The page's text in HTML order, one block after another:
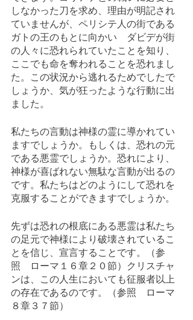
しなかった刀を求め、理由が明記され
ていませんが、ペリシテ人の街である
ガトの王のもとに向かい　ダビデが街
の人々に恐れられていたことを知り、
ここでも命を奪われることを恐れまし
た。この状況から逃れるためでしたで
しょうか、気が狂ったような行動に出
ました。
私たちの言動は神様の霊に導かれてい
ますでしょうか。もしくは、恐れの元
である悪霊でしょうか。恐れにより、
神様が喜ばれない無駄な言動が出るの
です。私たちはどのようにして恐れを
克服することができますでしょうか。
先ずは恐れの根底にある悪霊は私たち
の足元で神様により破壊されているこ
とを信じ、宣言することです。（参
照　ローマ１６章２０節）クリスチャ
ンは、この人生においても征服者以上
の存在であるのです。（参照　ローマ
８章３７節）